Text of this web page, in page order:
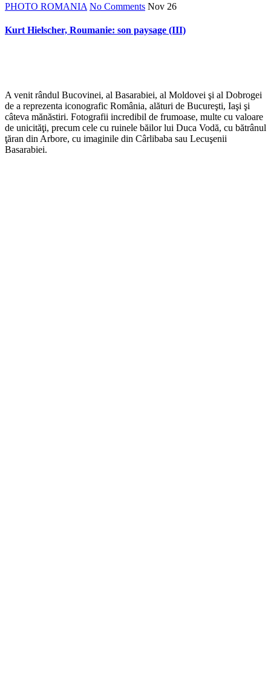
PHOTO ROMANIA No Comments Nov 26
Kurt Hielscher, Roumanie: son paysage (III)
A venit rândul Bucovinei, al Basarabiei, al Moldovei şi al Dobrogei
de a reprezenta iconografic România, alături de Bucureşti, Iaşi şi
câteva mănăstiri. Fotografii incredibil de frumoase, multe cu valoare
de unicităţi, precum cele cu ruinele băilor lui Duca Vodă, cu bătrânul
ţăran din Arbore, cu imaginile din Cârlibaba sau Lecuşenii
Basarabiei.